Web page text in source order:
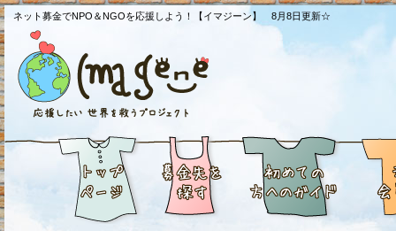
ネット募金でNPO＆NGOを応援しよう！【イマジーン】 8月8日更新☆